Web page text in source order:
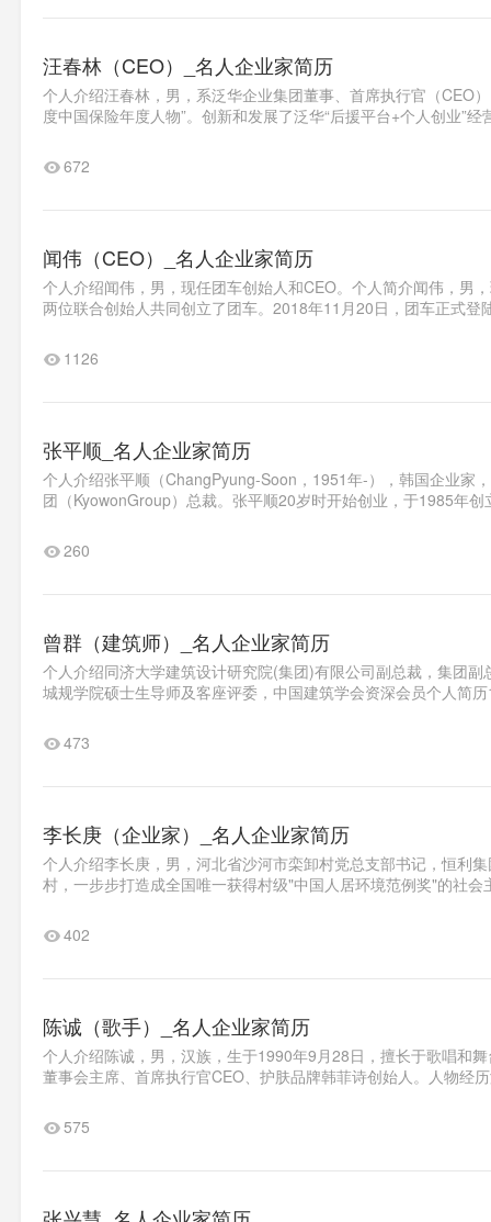
汪春林（CEO）_名人企业家简历
个人介绍汪春林，男，系泛华企业集团董事、首席执行官（CEO
度中国保险年度人物”。创新和发展了泛华“后援平台+个人创业”
672
闻伟（CEO）_名人企业家简历
个人介绍闻伟，男，现任团车创始人和CEO。个人简介闻伟，男
两位联合创始人共同创立了团车。2018年11月20日，团车正式登
1126
张平顺_名人企业家简历
个人介绍张平顺（ChangPyung-Soon，1951年-），韩国企业家
团（KyowonGroup）总裁。张平顺20岁时开始创业，于1985年
260
曾群（建筑师）_名人企业家简历
个人介绍同济大学建筑设计研究院(集团)有限公司副总裁，集团
城规学院硕士生导师及客座评委，中国建筑学会资深会员个人简
473
李长庚（企业家）_名人企业家简历
个人介绍李长庚，男，河北省沙河市栾卸村党总支部书记，恒利
村，一步步打造成全国唯一获得村级"中国人居环境范例奖"的
402
陈诚（歌手）_名人企业家简历
个人介绍陈诚，男，汉族，生于1990年9月28日，擅长于歌唱和
董事会主席、首席执行官CEO、护肤品牌韩菲诗创始人。人物经
575